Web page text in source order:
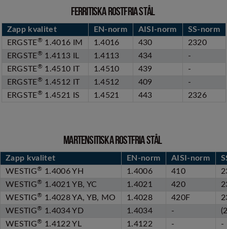
FERRITISKA ROSTFRIA STÅL
Zapp kvalitet EN-norm AISI-norm
SS-norm
ERGSTE®1.4016 IM 1.4016 430
2320
ERGSTE®1.4113 IL 1.4113 434
-
ERGSTE®1.4510 IT 1.4510 439
-
ERGSTE®1.4512 IT 1.4512 409
-
ERGSTE®1.4521 IS 1.4521 443 2326
MARTENSITISKA ROSTFRIA STÅL
Zapp kvalitet EN-norm AISI-norm
WESTIG® 1.4006 YH 1.4006 410
WESTIG® 1.4021 YB, YC 1.4021 420
WESTIG® 1.4028 YA, YB, MO 1.4028 420F
WESTIG® 1.4034 YD 1.4034 -
WESTIG® 1.4122 YL 1.4122 - -